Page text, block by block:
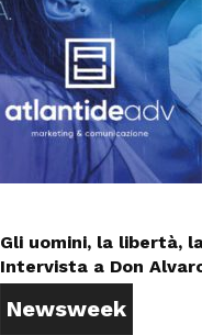
Gli uomini, la libertà,
Intervista a Don
Newsweek